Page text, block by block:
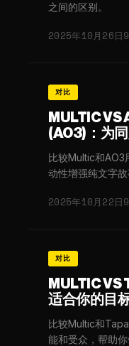
之间的区别。
2025年10月26日
对比
MULTIC VS
(AO3)：为
比较Multic和AO3
动性增强纯文字故
2025年10月22日
对比
MULTIC VS
适合你的目
比较Multic和
能和受众，帮助你